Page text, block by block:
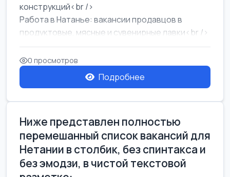
конструкций<br />
Работа в Натанье: вакансии продавцов в
продуктовые, мясные и сувенирные лавки<br />
Разнорабочий на сборку м...
0 просмотров
Подробнее
Ниже представлен полностью
перемешанный список вакансий для
Нетании в столбик, без спинтакса и
без эмодзи, в чистой текстовой